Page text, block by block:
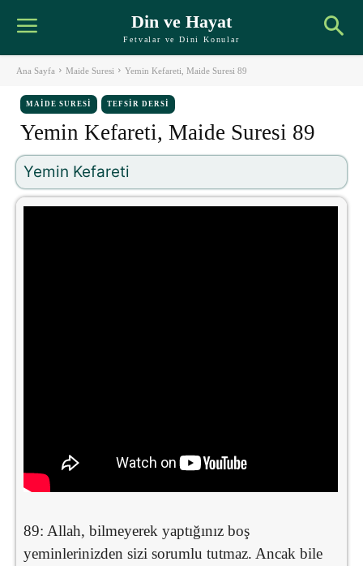
Din ve Hayat
Fetvalar ve Dini Konular
Ana Sayfa Maide Suresi Yemin Kefareti, Maide Suresi 89
MAIDE SURESI TEFSIR DERSI
Yemin Kefareti, Maide Suresi 89
Yemin Kefareti
89: Allah, bilmeyerek yaptığınız boş
yeminlerinizden sizi sorumlu tutmaz. Ancak bile